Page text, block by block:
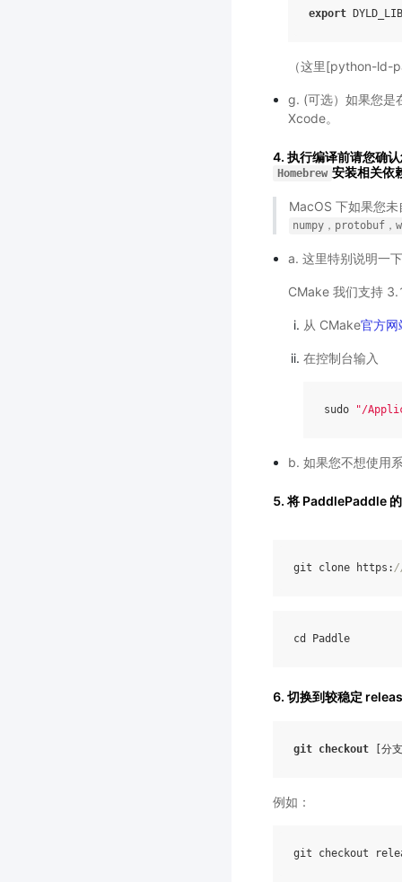
export
（这里[python-
g. (可选）如果您是
Xcode。
4. 执行编译前请您确
Homebrew 安装相关依
MacOS 下如果您未
numpy，protobuf，
a. 这里特别说明一下
CMake 我们支持
从 CMake官方网
在控制台输入
sudo "/
b. 如果您不想使用
5. 将 PaddlePaddle
git clone https :
cd Paddle
6. 切换到较稳定
git checkout 分
例如：
git checkout